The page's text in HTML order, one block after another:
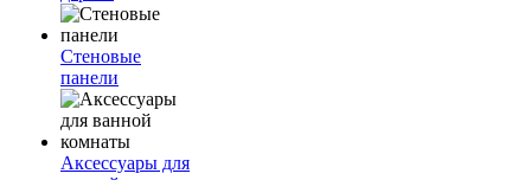
Стеновые
панели
Аксессуары для